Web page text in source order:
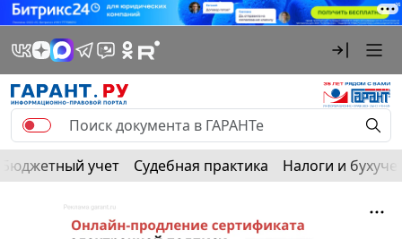
Бюджетный учет Судебная практика Налоги и